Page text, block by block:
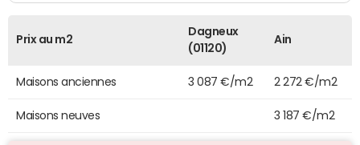
Prix au m2
Dagneux
(01120)
Ain
Maisons anciennes 3 087 €/m2 2 272 €/m2
Maisons neuves 3 187 €/m2